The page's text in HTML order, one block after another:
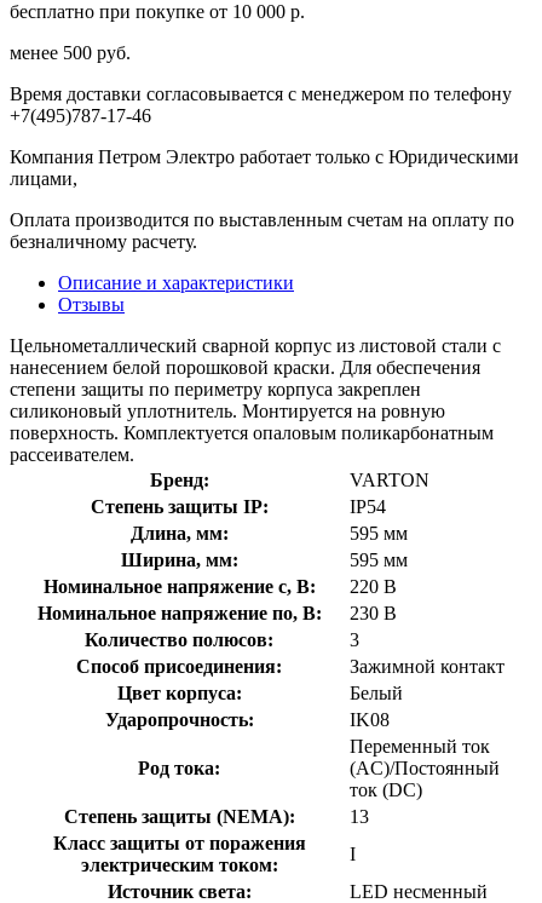
бесплатно при покупке от 10 000 р.
менее 500 руб.
Время доставки согласовывается с менеджером по телефону
+7(495)787-17-46
Компания Петром Электро работает только с Юридическими
лицами,
Оплата производится по выставленным счетам на оплату по
безналичному расчету.
Описание и характеристики
Отзывы
Цельнометаллический сварной корпус из листовой стали с
нанесением белой порошковой краски. Для обеспечения
степени защиты по периметру корпуса закреплен
силиконовый уплотнитель. Монтируется на ровную
поверхность. Комплектуется опаловым поликарбонатным
рассеивателем.
Бренд:
VARTON
Степень защиты IP:
IP54
Длина, мм:
595 мм
Ширина, мм:
595 мм
Номинальное напряжение с, В:
220 В
Номинальное напряжение по, В:
230 В
Количество полюсов:
3
Способ присоединения:
Зажимной контакт
Цвет корпуса:
Белый
Ударопрочность:
IK08
Род тока:
Переменный ток
(AC)/Постоянный
ток (DC)
Степень защиты (NEMA):
13
Класс защиты от поражения
электрическим током:
I
Источник света:
LED несменный